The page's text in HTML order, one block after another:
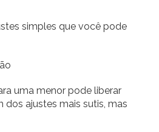
simples que você pode
uma menor pode liberar
dos ajustes mais sutis, mas